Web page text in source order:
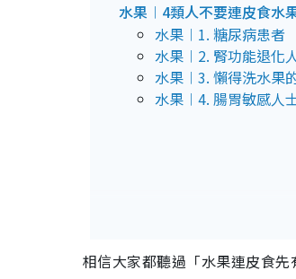
水果︱4類人不要連皮食水
水果︱1. 糖尿病患者
水果︱2. 腎功能退化
水果︱3. 懶得洗水果
水果︱4. 腸胃敏感人
相信大家都聽過「水果連皮食